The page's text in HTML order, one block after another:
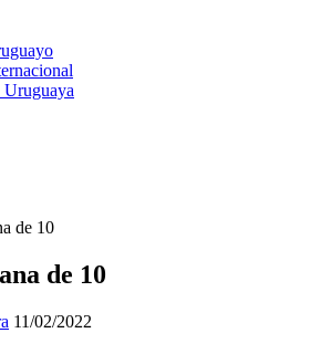
Uruguaya
de 10
de 10
11/02/2022